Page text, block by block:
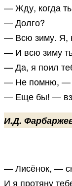
— Жду, когда
— Долго?
— Всю зиму. Я,
— И всю зиму
— Да, я поил
— Не помню, —
— Еще бы! —
И.Д.
— Лисёнок, —
И я протяну